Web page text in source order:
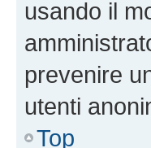
usando il
prevenire
utenti
Top